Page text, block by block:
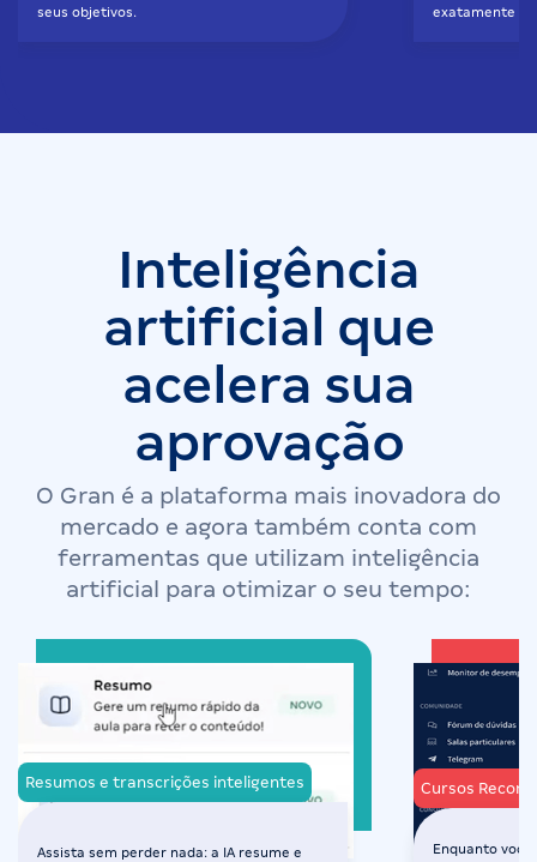
seus objetivos.
exatamente
Inteligência
artificial que
acelera sua
aprovação
O Gran é a plataforma mais inovadora do
mercado e agora também conta com
ferramentas que utilizam inteligência
artificial para otimizar o seu tempo:
Resumos e transcrições inteligentes
Assista sem perder nada: a IA resume e
Cursos
Enquanto